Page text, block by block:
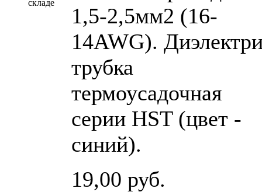
1,5-2,5мм2 (16-
14AWG).
трубка
термоусадочная
серии HST (цвет -
синий).
19,00 руб.